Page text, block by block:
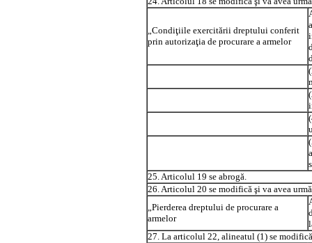
„Condiţiile exercitării dreptului conferit
prin autorizaţia de procurare a armelor
25. Articolul 19 se abrogă.
26. Articolul 20 se modifică şi va avea
„Pierderea dreptului de procurare a
armelor
27. La articolul 22, alineatul (1) se